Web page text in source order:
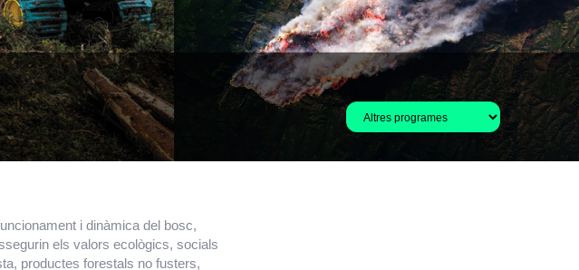
i dinàmica del bosc,
els valors ecològics, socials
productes forestals no fusters,